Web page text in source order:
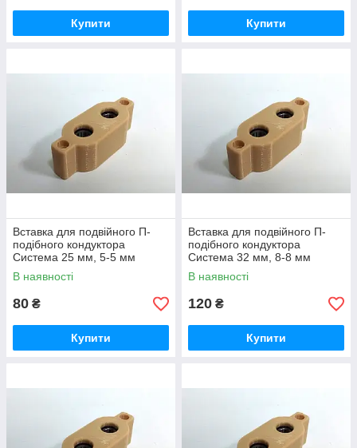
Купити Купити
Вставка для подвійного П-
подібного кондуктора
Система 25 мм, 5-5 мм
В наявності
80 ₴
Купити
Вставка для подвійного П-
подібного кондуктора
Система 32 мм, 8-8 мм
В наявності
120 ₴
Купити